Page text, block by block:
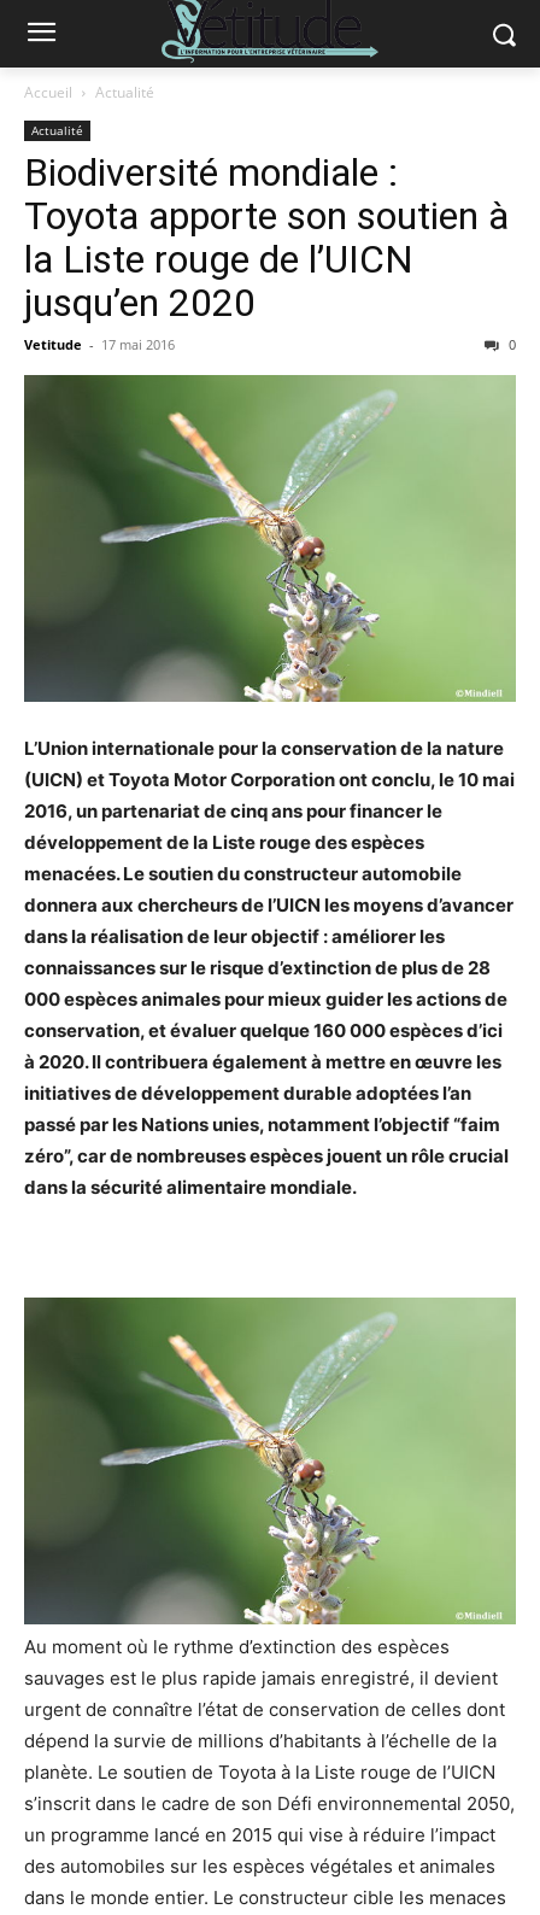
Accueil Actualité
Actualité
Biodiversité mondiale :
Toyota apporte son soutien à
la Liste rouge de l’UICN
jusqu’en 2020
Vetitude - 17 mai 2016 0
L’Union internationale pour la conservation de la nature
(UICN) et Toyota Motor Corporation ont conclu, le 10 mai
2016, un partenariat de cinq ans pour financer le
développement de la Liste rouge des espèces
menacées. Lesoutien du constructeur automobile
donnera aux chercheurs de l’UICN les moyens d’avancer
dans la réalisation de leur objectif : améliorer les
connaissances sur le risque d’extinction de plus de 28
000 espèces animales pour mieux guider les actions de
conservation, et évaluer quelque 160 000 espèces d’ici
à 2020. Il contribuera également à mettre en œuvre les
initiatives de développement durable adoptées l’an
passé par les Nations unies, notamment l’objectif “faim
zéro”, car de nombreuses espèces jouent un rôle crucial
dans la sécurité alimentaire mondiale.
Au moment où le rythme d’extinction des espèces
sauvages est le plus rapide jamais enregistré, il devient
urgent de connaître l’état de conservation de celles dont
dépend la survie de millions d’habitants à l’échelle de la
planète. Le soutien de Toyota à la Liste rouge de l’UICN
s’inscrit dans le cadre de son Défi environnemental 2050,
un programme lancé en 2015 qui vise à réduire l’impact
des automobiles sur les espèces végétales et animales
dans le monde entier. Le constructeur cible les menaces